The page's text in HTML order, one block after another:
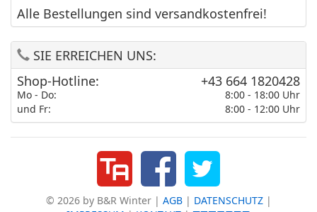
Alle Bestellungen sind versandkostenfrei!
SIE ERREICHEN UNS:
Shop-Hotline:
Mo - Do:
und Fr:
+43 664 1820428
8:00 - 18:00 Uhr
8:00 - 12:00 Uhr
© 2026 by B&R Winter | AGB| DATENSCHUTZ|